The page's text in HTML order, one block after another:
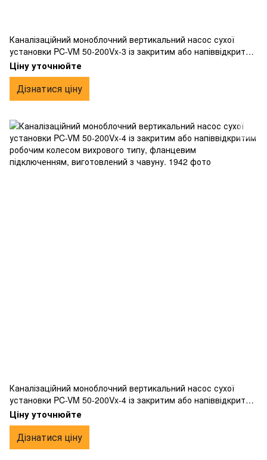
Каналізаційний моноблочний вертикальний насос сухої
установки PC-VM 50-200Vx-3 із закритим або напіввідкритим
робочим колесом вихрового типу, фланцевим
підключенням, виготовлений з чавуну.
Ціну уточнюйте
Дізнатися ціну
Каналізаційний моноблочний вертикальний насос сухої
установки PC-VM 50-200Vx-4 із закритим або напіввідкритим
робочим колесом вихрового типу, фланцевим
підключенням, виготовлений з чавуну.
Ціну уточнюйте
Дізнатися ціну